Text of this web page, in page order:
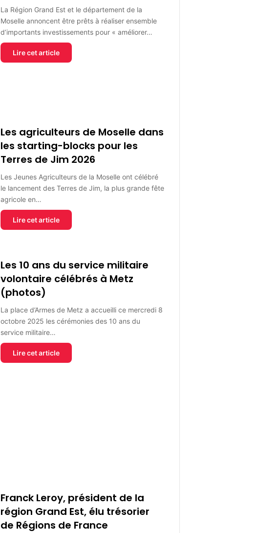
La Région Grand Est et le département de la
Moselle annoncent être prêts à réaliser ensemble
d’importants investissements pour « améliorer…
Lire cet article
Les agriculteurs de Moselle dans
les starting-blocks pour les
Terres de Jim 2026
Les Jeunes Agriculteurs de la Moselle ont célébré
le lancement des Terres de Jim, la plus grande fête
agricole en…
Lire cet article
Les 10 ans du service militaire
volontaire célébrés à Metz
(photos)
La place d’Armes de Metz a accueilli ce mercredi 8
octobre 2025 les cérémonies des 10 ans du
service militaire…
Lire cet article
Franck Leroy, président de la
région Grand Est, élu trésorier
de Régions de France